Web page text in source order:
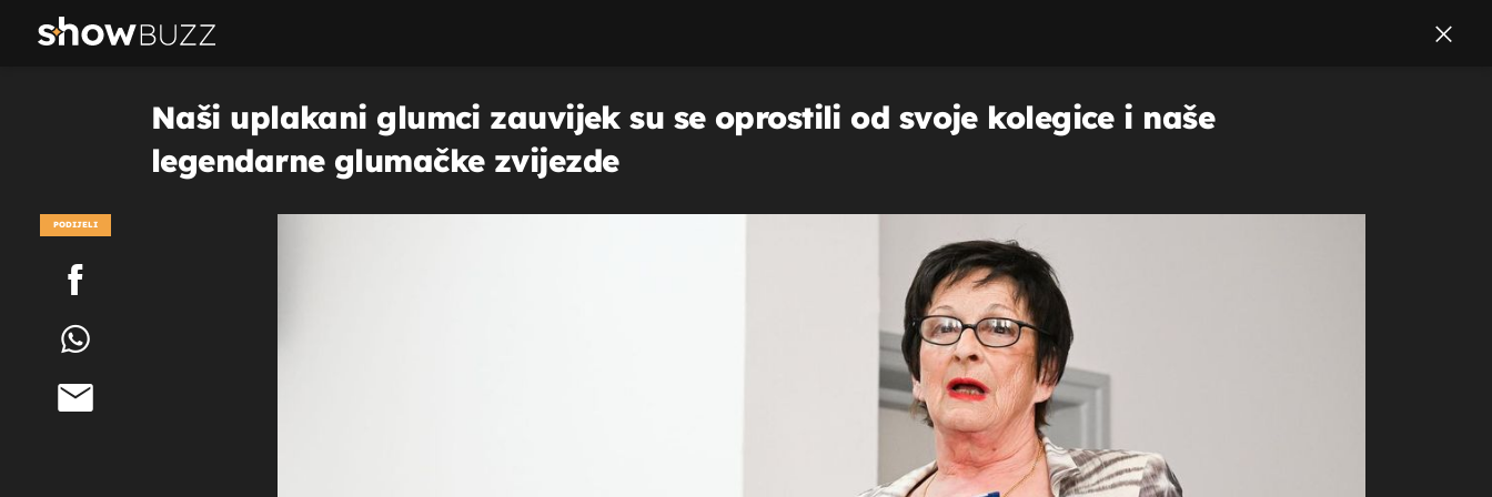
Naši uplakani glumci zauvijek su se oprostili od svoje kolegice i naše
legendarne glumačke zvijezde
PODIJELI